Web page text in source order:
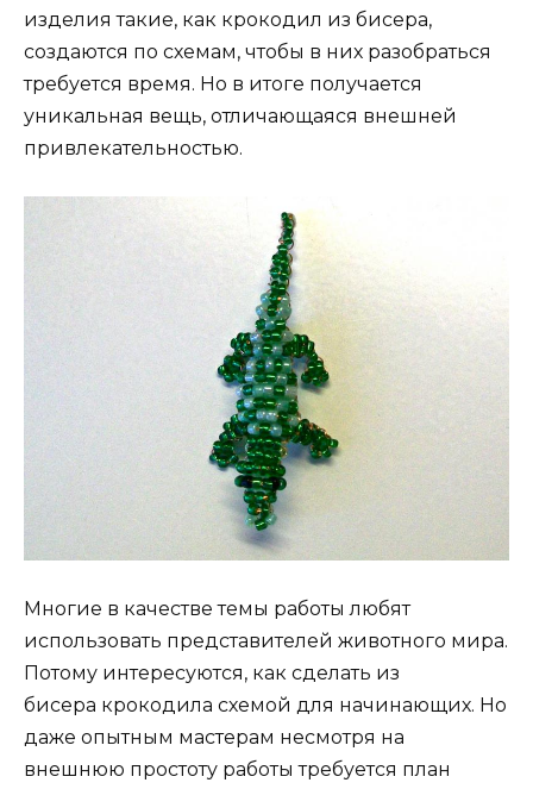
изделия такие, как крокодил из бисера,
создаются по схемам, чтобы в них разобраться
требуется время. Но в итоге получается
уникальная вещь, отличающаяся внешней
привлекательностью.
Многие в качестве темы работы любят
использовать представителей животного мира.
Потому интересуются, как сделать из
бисера крокодила схемой для начинающих. Но
даже опытным мастерам несмотря на
внешнюю простоту работы требуется план